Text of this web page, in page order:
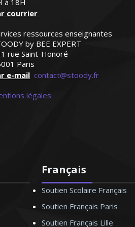
de sa langue natale. Très
à 18H
courrier
ressources enseignantes
by BEE EXPERT
rue Saint-Honoré
Paris
e-mail contact@stoody.fr
légales
Français
Soutien Scolaire Français
Soutien Français Paris
Soutien Français Lille